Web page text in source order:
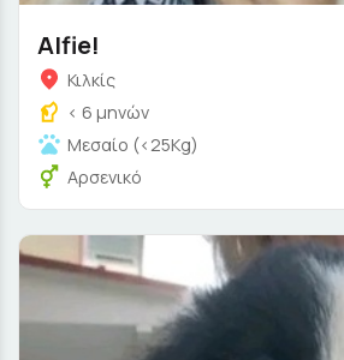
Alfie!
Κιλκίς
< 6 μηνών
Μεσαίο (<25Kg)
Αρσενικό